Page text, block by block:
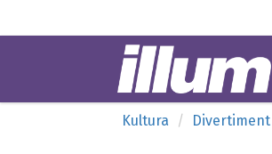
Kultura Divertiment